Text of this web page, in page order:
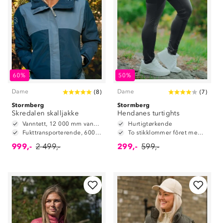
60%
Dame (8)
Stormberg
Skredalen skalljakke
Vanntett, 12 000 mm vannsøyle
Fukttransporterende, 6000 g/m2/24t
999,- 2 499,-
50%
Dame (7)
Stormberg
Hendanes turtights
Hurtigtørkende
To stikklommer fôret med mesh
299,- 599,-